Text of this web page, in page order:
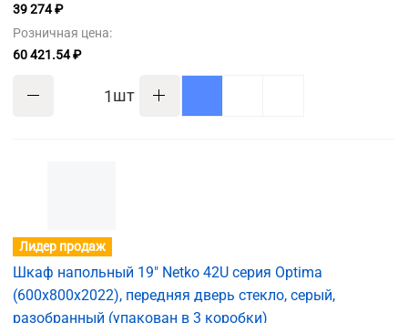
39 274 ₽
Розничная цена:
60 421.54 ₽
шт
Лидер продаж
Шкаф напольный 19" Netko 42U серия Optima
(600х800х2022), передняя дверь стекло, серый,
разобранный (упакован в 3 коробки)